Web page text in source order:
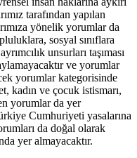
tarafından yapılan
yönelik yorumlar da
sosyal sınıflara
unsurları taşıması
ve yorumlar
yorumlar kategorisinde
kadın ve çocuk istismarı,
yorumlar da yer
Cumhuriyeti yasalarına
da doğal olarak
yer almayacaktır.